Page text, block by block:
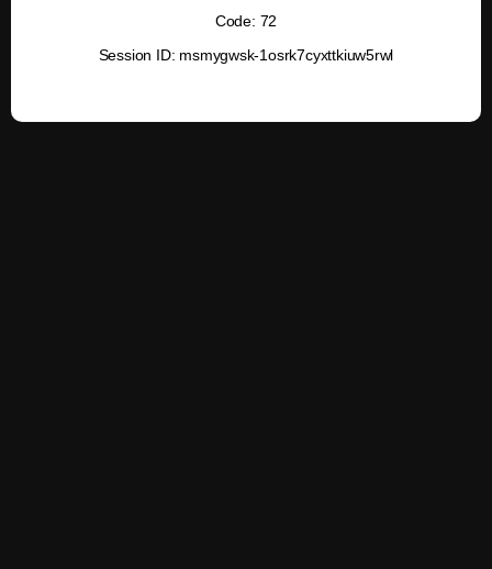
Code: 72
Session ID: msmygwsk-1osrk7cyxttkiuw5rwl